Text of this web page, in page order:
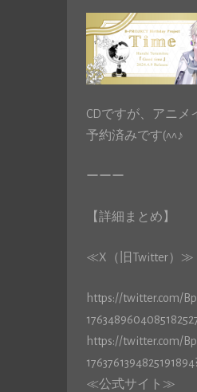
CDですが、アニメ
予約済みです(^^♪
ーーー
【詳細まとめ】
≪X（旧Twitter）≫
https://twitter.com/
https://twitter.com/
≪公式サイト≫